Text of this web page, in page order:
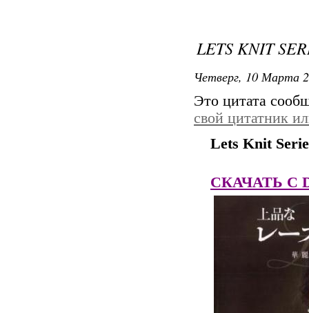
LETS KNIT
Четверг, 10 Марта
Это цитата
свой цитатник
Lets Knit
СКАЧАТЬ C